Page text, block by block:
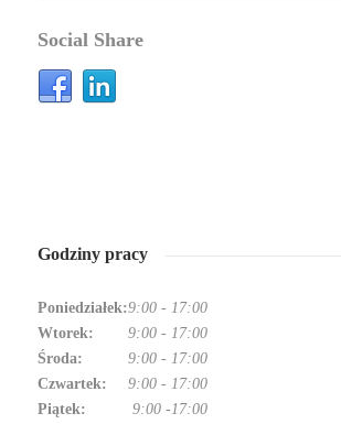
Social Share
Godziny pracy
Poniedziałek:
Wtorek:
Środa:
Czwartek:
Piątek:
9:00 - 17:00
9:00 - 17:00
9:00 - 17:00
9:00 - 17:00
9:00 - 17:00